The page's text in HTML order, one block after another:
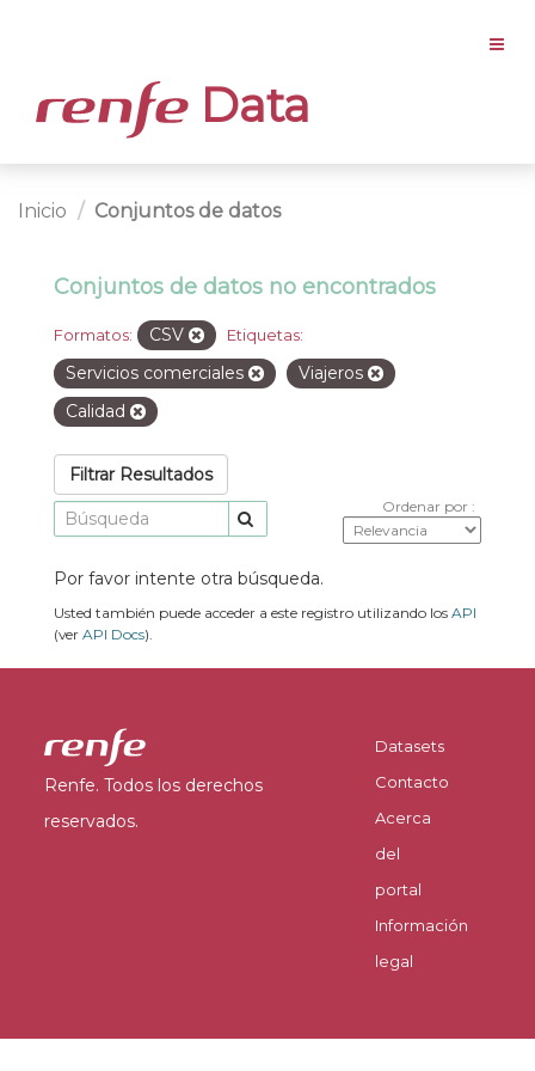
Data
Inicio Conjuntos de datos
Conjuntos de datos no encontrados
Formatos: CSV Etiquetas:
Servicios comerciales
Viajeros
Calidad
Filtrar Resultados
Ordenar por
Por favor intente otra búsqueda.
Usted también puede acceder a este registro utilizando los API
(ver API Docs).
Renfe. Todos los derechos
reservados.
Datasets
Contacto
Acerca
del
portal
Información
legal